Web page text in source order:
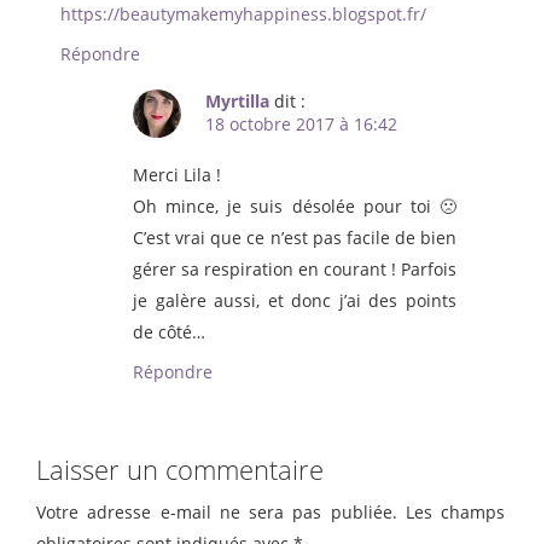
https://beautymakemyhappiness.blogspot.fr/
Répondre
Myrtilla dit :
18 octobre 2017 à 16:42
Merci Lila !
Oh mince, je suis désolée pour toi 🙁
C’est vrai que ce n’est pas facile de bien
gérer sa respiration en courant ! Parfois
je galère aussi, et donc j’ai des points
de côté…
Répondre
Laisser un commentaire
Votre adresse e-mail ne sera pas publiée. Les champs